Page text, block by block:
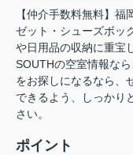
【仲介手数料無料】
ゼット・シューズボッ
や日用品の収納に重宝
SOUTHの空室情報な
をお探しになるなら、
できるよう、しっかり
さい。
ポイント